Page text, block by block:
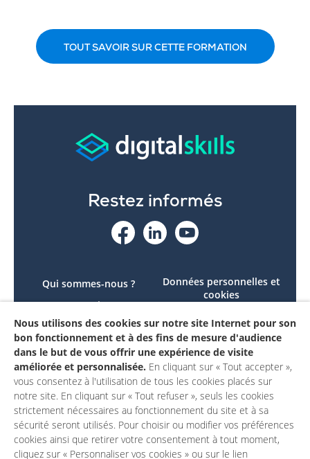
TOUT SAVOIR SUR CETTE FORMATION
Restez informés
Qui sommes-nous ?
Le projet
Contactez-nous
Mon compte
Données personnelles et
cookies
conforme
Mentions légales
Nous utilisons des cookies sur notre site Internet pour son
bon fonctionnement et à des fins de mesure d'audience
dans le but de vous offrir une expérience de visite
améliorée et personnalisée. En cliquant sur « Tout accepter »,
vous consentez à l'utilisation de tous les cookies placés sur
notre site. En cliquant sur « Tout refuser », seuls les cookies
strictement nécessaires au fonctionnement du site et à sa
sécurité seront utilisés. Pour choisir ou modifier vos préférences
cookies ainsi que retirer votre consentement à tout moment,
cliquez sur « Personnaliser vos cookies » ou sur le lien